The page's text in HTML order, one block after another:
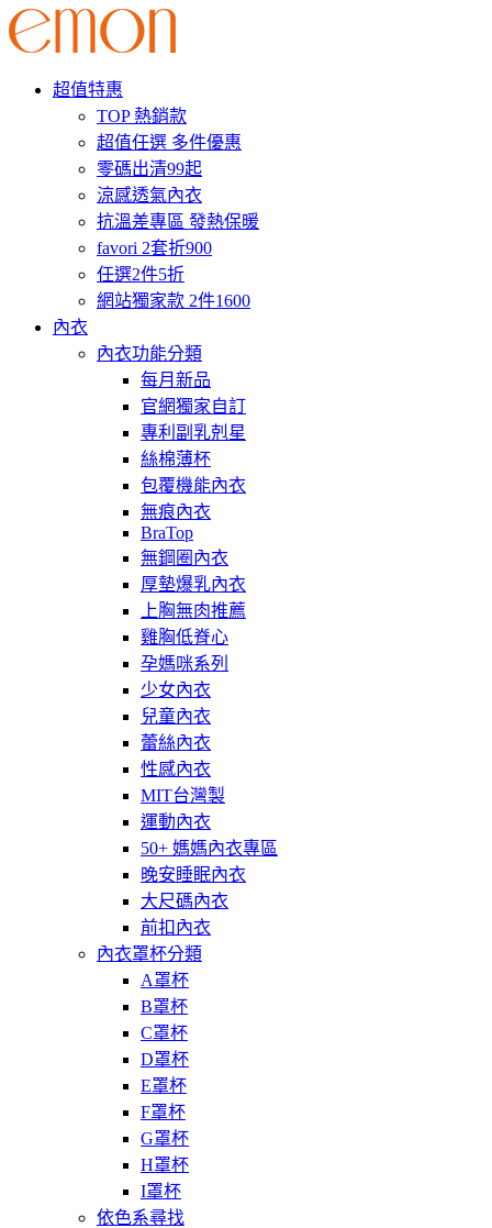
超值特惠
TOP 熱銷款
超值任選 多件優惠
零碼出清99起
涼感透氣內衣
抗溫差專區 發熱保暖
favori 2套折900
任選2件5折
網站獨家款 2件1600
內衣
內衣功能分類
每月新品
官網獨家自訂
專利副乳剋星
絲棉薄杯
包覆機能內衣
無痕內衣
BraTop
無鋼圈內衣
厚墊爆乳內衣
上胸無肉推薦
雞胸低脊心
孕媽咪系列
少女內衣
兒童內衣
蕾絲內衣
性感內衣
MIT台灣製
運動內衣
50+ 媽媽內衣專區
晚安睡眠內衣
大尺碼內衣
前扣內衣
內衣罩杯分類
A罩杯
B罩杯
C罩杯
D罩杯
E罩杯
F罩杯
G罩杯
H罩杯
I罩杯
依色系尋找